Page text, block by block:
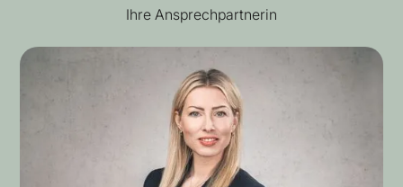
Ihre Ansprechpartnerin